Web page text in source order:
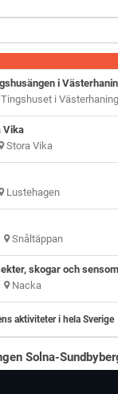
i
i
Vika
Stora Vika
Lustehagen
Snåltäppan
skogar och
Nacka
aktiviteter i hela Sverige
Solna-